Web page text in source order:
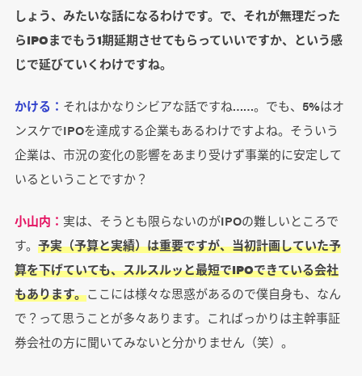
しょう、みたいな話になるわけです。で、それが無理だった
らIPOまでもう1期延期させてもらっていいですか、という感
じで延びていくわけですね。
かける： それはかなりシビアな話ですね……。でも、5%はオ
ンスケでIPOを達成する企業もあるわけですよね。そういう
企業は、市況の変化の影響をあまり受けず事業的に安定して
いるということですか？
小山内： 実は、そうとも限らないのがIPOの難しいところで
す。 予実（予算と実績）は重要ですが、当初計画していた予
算を下げていても、スルスルッと最短でIPOできている会社
もあります。ここには様々な思惑があるので僕自身も、なん
で？って思うことが多々あります。こればっかりは主幹事証
券会社の方に聞いてみないと分かりません（笑）。